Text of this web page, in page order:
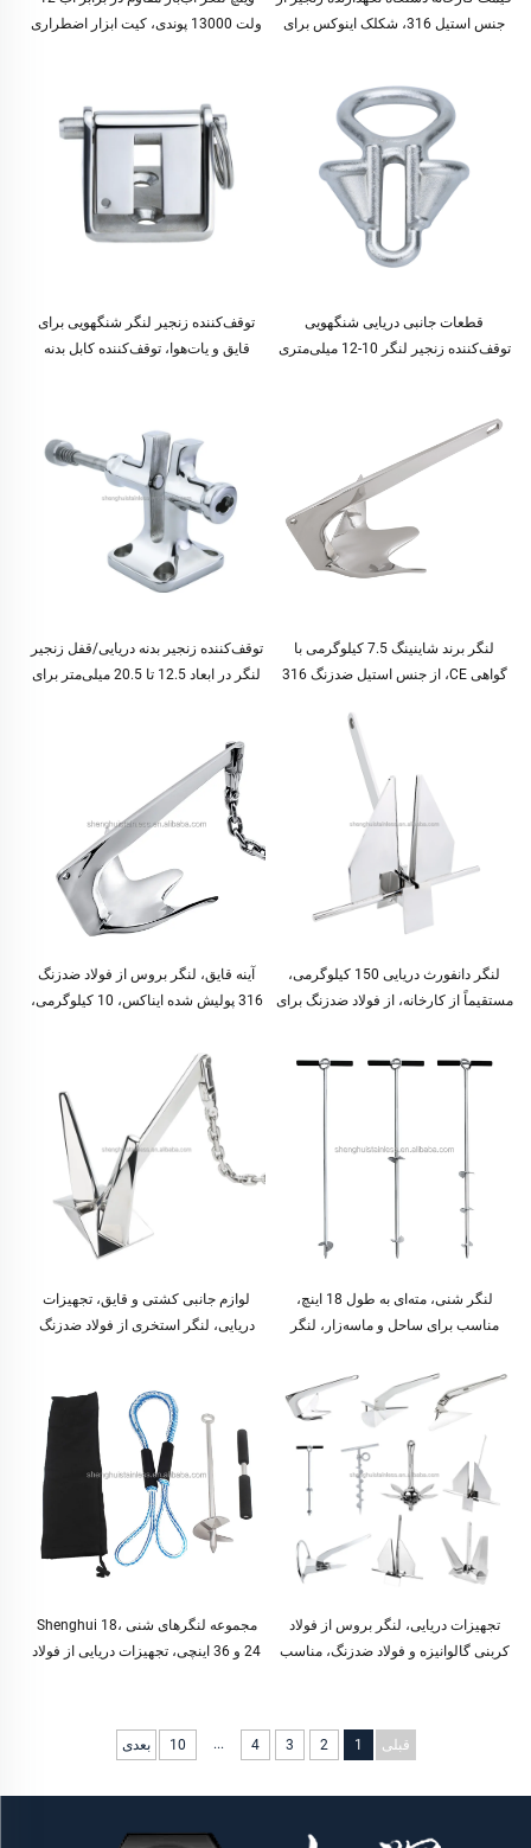
ولت 13000 پوندی، کیت ابزار اضطراری
جنس استیل 316، شکلک اینوکس برای
توقف‌کننده زنجیر لنگر شنگهویی برای
قایق و یات‌هوا، توقف‌کننده کابل بدنه
قطعات جانبی دریایی شنگهویی
توقف‌کننده زنجیر لنگر 10-12 میلی‌متری
توقف‌کننده زنجیر بدنه دریایی/قفل زنجیر
لنگر در ابعاد 12.5 تا 20.5 میلی‌متر برای
لنگر برند شاینینگ 7.5 کیلوگرمی با
گواهی CE، از جنس استیل ضدزنگ 316
آینه قایق، لنگر بروس از فولاد ضدزنگ
316 پولیش شده ایناکس، 10 کیلوگرمی،
لنگر دانفورث دریایی 150 کیلوگرمی،
مستقیماً از کارخانه، از فولاد ضدزنگ برای
لوازم جانبی کشتی و قایق، تجهیزات
دریایی، لنگر استخری از فولاد ضدزنگ
لنگر شنی، مته‌ای به طول 18 اینچ،
مناسب برای ساحل و ماسه‌زار، لنگر
جداشدنی، طناب بانجی و کیف حمل
مجموعه لنگرهای شنی Shenghui 18،
24 و 36 اینچی، تجهیزات دریایی از فولاد
تجهیزات دریایی، لنگر بروس از فولاد
کربنی گالوانیزه و فولاد ضدزنگ، مناسب
قبلی 1
2
3
4
...
10 بعدی